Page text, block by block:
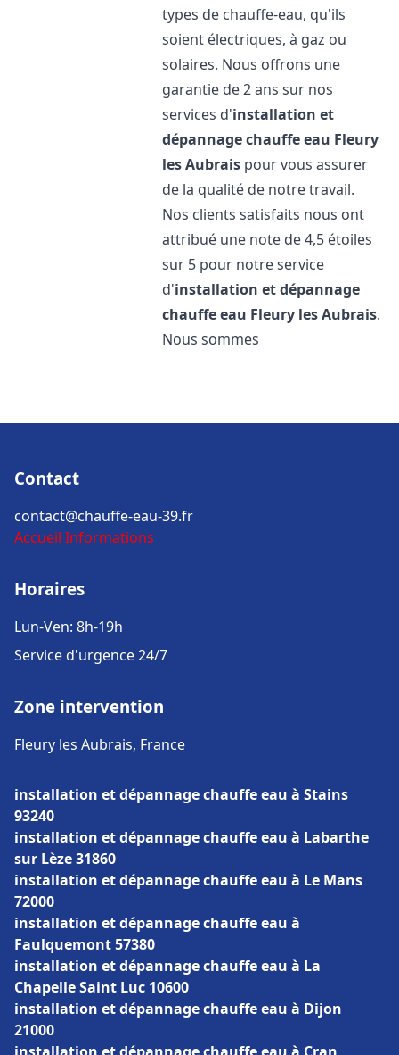
types de chauffe-eau, qu'ils
soient électriques, à gaz ou
solaires. Nous offrons une
garantie de 2 ans sur nos
services d'installation et
dépannage chauffe eau Fleury
les Aubrais pour vous assurer
de la qualité de notre travail.
Nos clients satisfaits nous ont
attribué une note de 4,5 étoiles
sur 5 pour notre service
d'installation et dépannage
chauffe eau Fleury les Aubrais.
Nous sommes
Contact
contact@chauffe-eau-39.fr
Accueil Informations
Horaires
Lun-Ven: 8h-19h
Service d'urgence 24/7
Zone intervention
Fleury les Aubrais, France
installation et dépannage chauffe eau à Stains
93240
installation et dépannage chauffe eau à Labarthe
sur Lèze 31860
installation et dépannage chauffe eau à Le Mans
72000
installation et dépannage chauffe eau à
Faulquemont 57380
installation et dépannage chauffe eau à La
Chapelle Saint Luc 10600
installation et dépannage chauffe eau à Dijon
21000